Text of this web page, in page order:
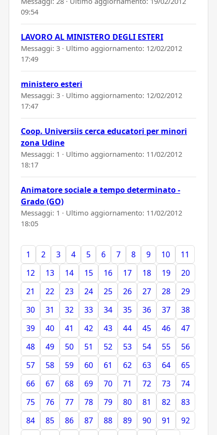
09:54
LAVORO AL MINISTERO DEGLI ESTERI
Messaggi: 3 · Ultimo aggiornamento: 12/02/2012
17:49
ministero esteri
Messaggi: 3 · Ultimo aggiornamento: 12/02/2012
17:47
Coop. Universiis cerca educatori per minori
zona Udine
Messaggi: 1 · Ultimo aggiornamento: 11/02/2012
18:17
Animatore sociale a tempo determinato -
Grado (GO)
Messaggi: 1 · Ultimo aggiornamento: 11/02/2012
18:05
1 2 3 4 5 6 7 8 9 10
11
12
13 14 15 16 17 18 19
20
21
22 23 24 25 26 27 28
29
30
31 32 33 34 35 36 37
38
39
40 41 42 43 44 45 46
47
48
49 50 51 52 53 54 55
56
57
58 59 60 61 62 63 64
65
66
67 68 69 70 71 72 73
74
75
76 77 78 79 80 81 82
83
84
85 86 87 88 89 90 91
92